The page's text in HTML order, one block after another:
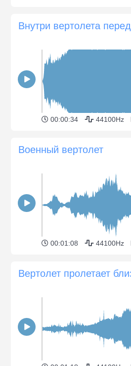
Внутри вертолета
00:00:34 44100Hz
Военный вертолет
00:01:08 44100Hz
Вертолет пролетает